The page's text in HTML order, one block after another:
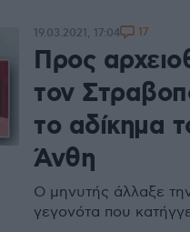
Προς
τον
το αδίκημα
Άνθη
Ο μηνυτής άλλαξε
γεγονότα που
19.03.2021, 17:04 17